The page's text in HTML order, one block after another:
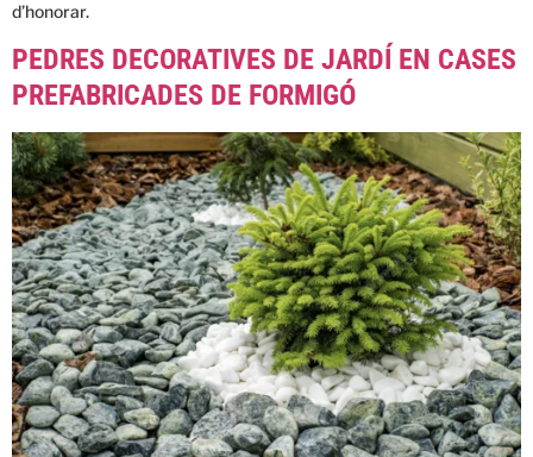
d’honorar.
PEDRES DECORATIVES DE JARDÍ EN CASES
PREFABRICADES DE FORMIGÓ